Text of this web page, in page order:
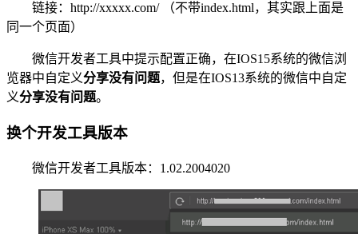
链接：http://xxxxx.com/ （不带index.html，其实跟上面是
同一个页面）
微信开发者工具中提示配置正确，在IOS15系统的微信浏
览器中自定义分享没有问题，但是在IOS13系统的微信中自定
义分享没有问题。
换个开发工具版本
微信开发者工具版本：1.02.2004020